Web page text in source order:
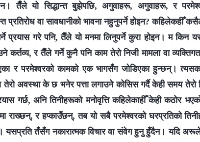
तैँले यो सिद्धान्त बुझेपछि, अगुवाहरू, अगुवाहरू, र
प्रतिरोध वा सावधानीको भावना नहुनुपर्ने होइन? कहिलेकहीँ
प्रयास गरे पनि, तैँले यो मनमा लिनुपर्ने कुरा होइन। म
कर्तव्य, र तैँले गर्ने कुनै पनि काम तेरो निजी मामला वा
र परमेश्‍वरको कामको एक भागसँग जोडिएका हुन्छन्।
अवस्था के छ भनेर पत्ता लगाउने कोसिस गर्दै केही समय तेरो
गर्छ, अनि तिनीहरूको मनोवृत्ति कहिलेकाहीँ केही कठोर
राख्छन्, र हप्काउँछन्, तब यो सबै परमेश्‍वरको घरप्रतिको
यसप्रति तँसँग नकारात्मक विचार वा संवेग हुनु हुँदैन। यदि